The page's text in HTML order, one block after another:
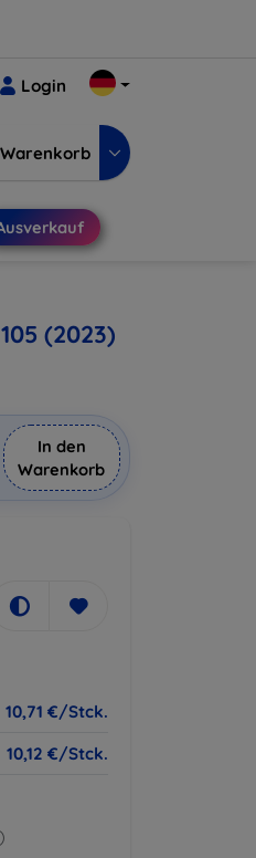
Login
Warenkorb
(2023)
In den
Warenkorb
10,71 €/Stck.
10,12 €/Stck.